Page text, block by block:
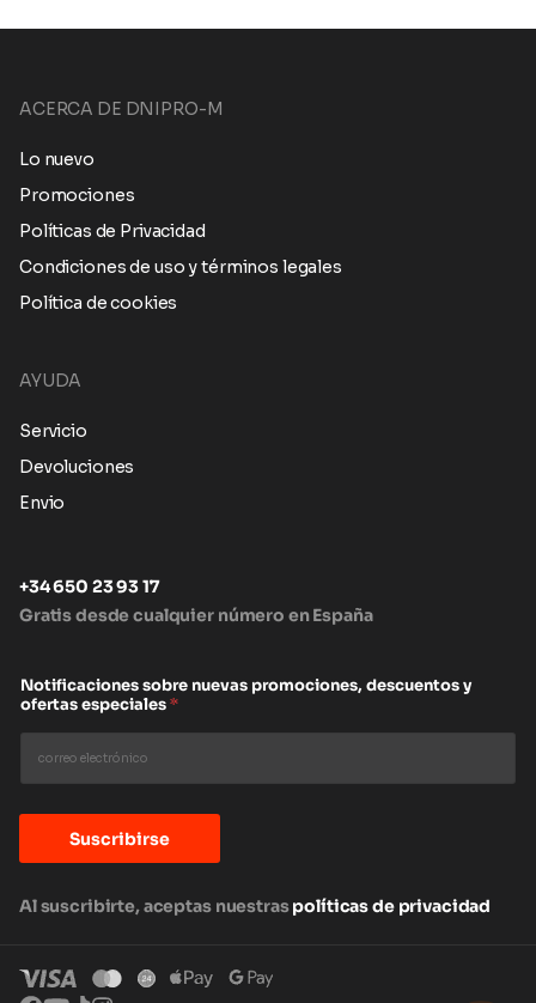
ACERCA DE DNIPRO-M
Lo nuevo
Promociones
Políticas de Privacidad
Condiciones de uso y términos legales
Política de cookies
AYUDA
Servicio
Devoluciones
Envio
+34 650 23 93 17
Gratis desde cualquier número en España
Notificaciones sobre nuevas promociones, descuentos y
ofertas especiales*
Suscribirse
Al suscribirte, aceptas nuestraspolíticas de privacidad